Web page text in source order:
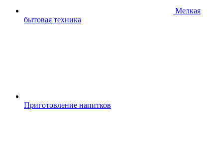
Мелкая
бытовая техника
Приготовление напитков